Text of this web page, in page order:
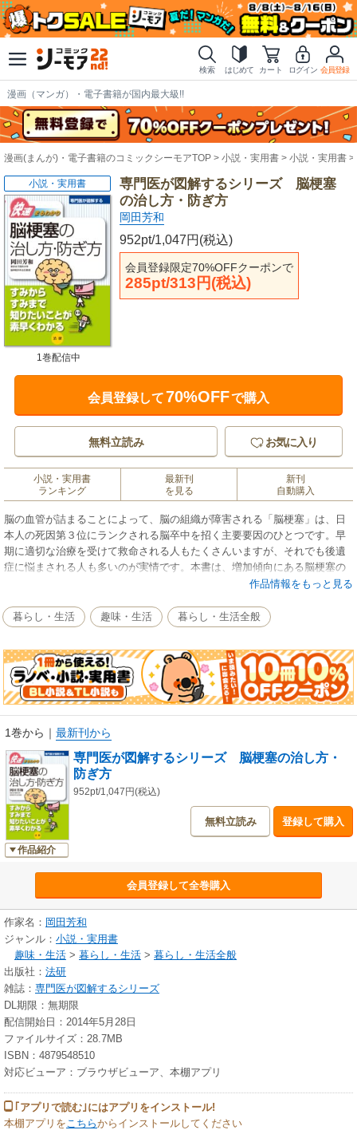
検索 はじめて カート ログイン 会員登録
漫画（マンガ）・電子書籍が国内最大級!!
漫画(まんが)・電子書籍のコミックシーモアTOP 小説・実用書 小説・実用書
専門医が図解するシリーズ 脳梗塞
の治し方・防ぎ方
岡田芳和
952pt/1,047円(税込)
会員登録限定70%OFFクーポンで
285pt/313円(税込)
小説・実用書
1巻配信中
会員登録して70%OFFで購入
無料立読み お気に入り
小説・実用書
ランキング
最新刊
を見る
新刊
自動購入
脳の血管が詰まることによって、脳の組織が障害される「脳梗塞」は、日
本人の死因第３位にランクされる脳卒中を招く主要要因のひとつです。早
期に適切な治療を受けて救命される人もたくさんいますが、それでも後遺
症に悩まされる人も多いのが実情です。本書は、増加傾向にある脳梗塞の
原因・検査・治療から、病気が残った場合の生活処方までをわかりやすい
方、ご家族にぜひ読んでいただきたい一冊です。
作品情報をもっと見る
暮らし・生活 趣味・生活 暮らし・生活全般
1巻から ｜ 最新刊から
作品紹介
専門医が図解するシリーズ 脳梗塞の治し方・
防ぎ方
952pt/1,047円(税込)
無料立読み 登録して購入
会員登録して全巻購入
作家名： 岡田芳和
ジャンル： 小説・実用書
趣味・生活 > 暮らし・生活 > 暮らし・生活全般
出版社： 法研
雑誌： 専門医が図解するシリーズ
DL期限：無期限
配信開始日：2014年5月28日
ファイルサイズ：28.7MB
ISBN：4879548510
対応ビューア：ブラウザビューア、本棚アプリ
｢アプリで読む｣にはアプリをインストール!
本棚アプリを こちらからインストールしてください